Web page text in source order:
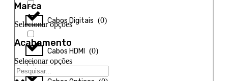
Cabos Digitais (0)
Cabos HDMI (0)
Marca
Selecionar opções
Acabamento
Selecionar opções